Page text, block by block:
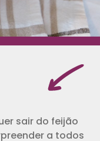
sair do feijão
a todos